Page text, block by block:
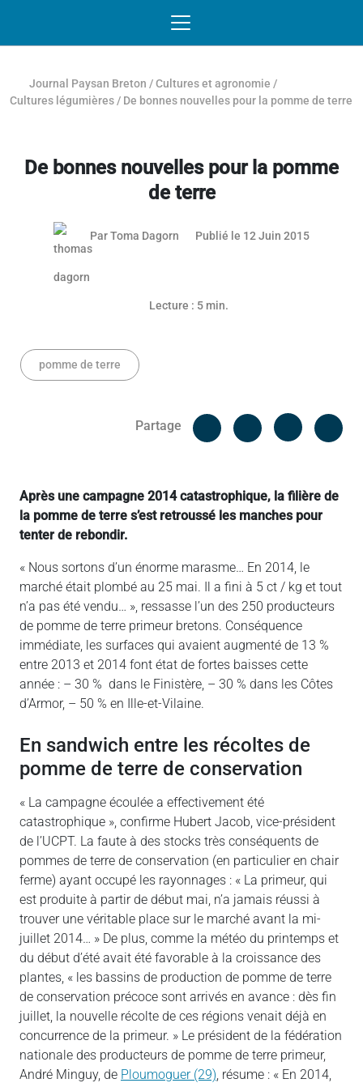
Journal Paysan Breton /Cultures et agronomie /
Cultures légumières / De bonnes nouvelles pour la pomme de terre
De bonnes nouvelles pour la pomme
de terre
ParToma Dagorn Publié le 12 Juin 201503 mai
Lecture : 5 min.
pomme de terre
Partage
Facebook
Après une campagne 2014 catastrophique, la filière de
la pomme de terre s’est retroussé les manches pour
tenter de rebondir.
« Nous sortons d’un énorme marasme… En 2014, le
marché était plombé au 25 mai. Il a fini à 5 ct / kg et tout
n’a pas été vendu… », ressasse l’un des 250 producteurs
de pomme de terre primeur bretons. Conséquence
immédiate, les surfaces qui avaient augmenté de 13 %
entre 2013 et 2014 font état de fortes baisses cette
année : – 30 % dans le Finistère, – 30 % dans les Côtes
d’Armor, – 50 % en Ille-et-Vilaine.
En sandwich entre les récoltes de
pomme de terre de conservation
« La campagne écoulée a effectivement été
catastrophique », confirme Hubert Jacob, vice-président
de l’UCPT. La faute à des stocks très conséquents de
pommes de terre de conservation (en particulier en chair
ferme) ayant occupé les rayonnages : « La primeur, qui
est produite à partir de début mai, n’a jamais réussi à
trouver une véritable place sur le marché avant la mi-
juillet 2014… » De plus, comme la météo du printemps et
du début d’été avait été favorable à la croissance des
plantes, « les bassins de production de pomme de terre
de conservation précoce sont arrivés en avance : dès fin
juillet, la nouvelle récolte de ces régions venait déjà en
concurrence de la primeur. » Le président de la fédération
nationale des producteurs de pomme de terre primeur,
André Minguy, de Ploumoguer (29) , résume : « En 2014,